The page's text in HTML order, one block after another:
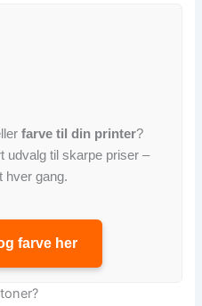
farve til din printer?
udvalg til skarpe priser –
hver gang.
farve her